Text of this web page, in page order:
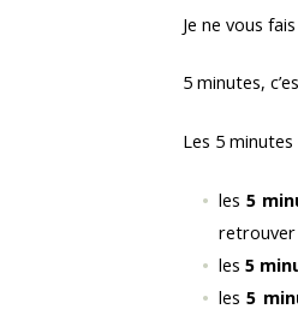
Je ne vous
5 minutes,
Les 5
les 5
les 5
les5